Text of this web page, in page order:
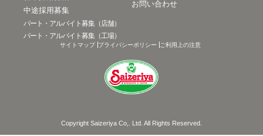
中途採用募集
パート・アルバイト募集（店舗）
パート・アルバイト募集（工場）
お問い合わせ
サイトマップ プライバシーポリシー ご利用上の注意
Copyright Saizeriya Co,. Ltd. All Rights Reserved.